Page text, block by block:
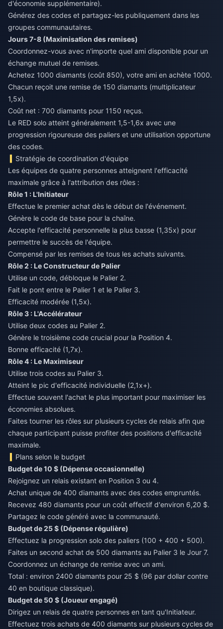
d'économie supplémentaire).
Générez des codes et partagez-les publiquement dans les
groupes communautaires.
Jours 7-8 (Maximisation des remises)
Coordonnez-vous avec n'importe quel ami disponible pour un
échange mutuel de remises.
Achetez 1000 diamants (coût 850), votre ami en achète 1000.
Chacun reçoit une remise de 150 diamants (multiplicateur
1,5x).
Coût net : 700 diamants pour 1150 reçus.
Le RED solo atteint généralement 1,5-1,6x avec une
progression rigoureuse des paliers et une utilisation opportune
des codes.
Stratégie de coordination d'équipe
Les équipes de quatre personnes atteignent l'efficacité
maximale grâce à l'attribution des rôles :
Rôle 1 : L'Initiateur
Effectue le premier achat dès le début de l'événement.
Génère le code de base pour la chaîne.
Accepte l'efficacité personnelle la plus basse (1,35x) pour
permettre le succès de l'équipe.
Compensé par les remises de tous les achats suivants.
Rôle 2 : Le Constructeur de Palier
Utilise un code, débloque le Palier 2.
Fait le pont entre le Palier 1 et le Palier 3.
Efficacité modérée (1,5x).
Rôle 3 : L'Accélérateur
Utilise deux codes au Palier 2.
Génère le troisième code crucial pour la Position 4.
Bonne efficacité (1,7x).
Rôle 4 : Le Maximiseur
Utilise trois codes au Palier 3.
Atteint le pic d'efficacité individuelle (2,1x+).
Effectue souvent l'achat le plus important pour maximiser les
économies absolues.
Faites tourner les rôles sur plusieurs cycles de relais afin que
chaque participant puisse profiter des positions d'efficacité
maximale.
Plans selon le budget
Budget de 10 $ (Dépense occasionnelle)
Rejoignez un relais existant en Position 3 ou 4.
Achat unique de 400 diamants avec des codes empruntés.
Recevez 480 diamants pour un coût effectif d'environ 6,20 $.
Partagez le code généré avec la communauté.
Budget de 25 $ (Dépense régulière)
Effectuez la progression solo des paliers (100 + 400 + 500).
Faites un second achat de 500 diamants au Palier 3 le Jour 7.
Coordonnez un échange de remise avec un ami.
Total : environ 2400 diamants pour 25 $ (96 par dollar contre
40 en boutique classique).
Budget de 50 $ (Joueur engagé)
Dirigez un relais de quatre personnes en tant qu'Initiateur.
Effectuez trois achats de 400 diamants sur plusieurs cycles de